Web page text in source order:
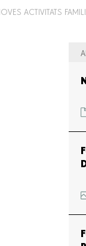
ACTIVITATS